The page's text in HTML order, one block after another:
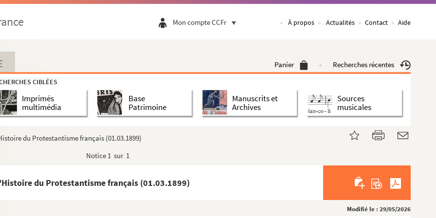
Mon compte CCFr À propos Actualités Contact Aide
Panier Recherches récentes
CIBLÉES
Imprimés
multimédia
Base
Patrimoine
Manuscrits et
Archives
Sources
musicales
du Protestantisme français (01.03.1899)
Notice 1 sur 1
du Protestantisme français (01.03.1899)
Modifié le : 29/05/2026
Réforme jusqu'à la Révolution
ème
des doubles des thèses envoyés à la bibliothè...